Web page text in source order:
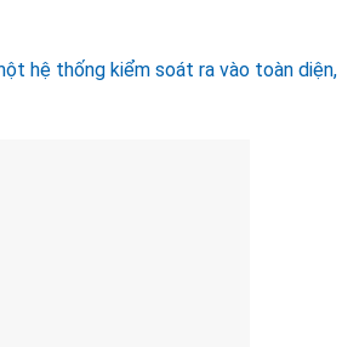
hệ thống kiểm soát ra vào toàn diện,